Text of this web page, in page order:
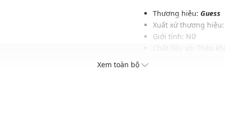
Thương hiệu: Guess
Xuất xứ thương
Giới tính: Nữ
Xem toàn bộ